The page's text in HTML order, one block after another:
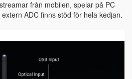
från mobilen, spelar på PC
ADC finns stöd för hela kedjan.